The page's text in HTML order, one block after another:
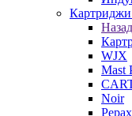
Назад
WJX
Mast
Noir
Pepax